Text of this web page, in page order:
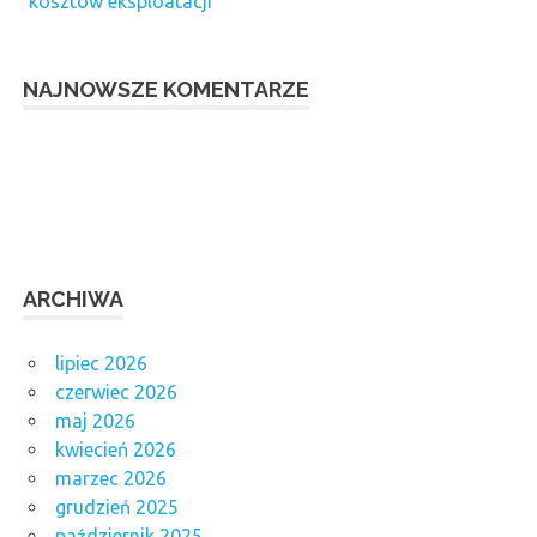
NAJNOWSZE KOMENTARZE
ARCHIWA
lipiec 2026
czerwiec 2026
maj 2026
kwiecień 2026
marzec 2026
grudzień 2025